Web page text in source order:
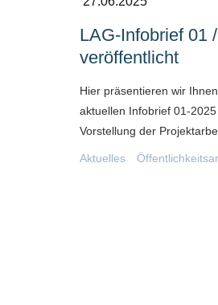
LAG-Infobrief 01
veröffentlicht
Hier präsentieren wir
aktuellen Infobrief 01-
Vorstellung der
Aktuelles